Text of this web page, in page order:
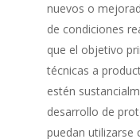
nuevos o
de condiciones
que el objetivo
técnicas a
estén
desarrollo de
puedan utilizarse